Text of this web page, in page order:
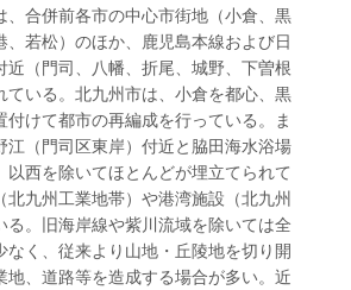
、合併前各市の中心市街地（小倉、黒
、若松）のほか、鹿児島本線および日
近（門司、八幡、折尾、城野、下曽根
ている。北九州市は、小倉を都心、黒
付けて都市の再編成を行っている。ま
江（門司区東岸）付近と脇田海水浴場
以西を除いてほとんどが埋立てられて
北九州工業地帯）や港湾施設（北九州
る。旧海岸線や紫川流域を除いては全
なく、従来より山地・丘陵地を切り開
地、道路等を造成する場合が多い。近